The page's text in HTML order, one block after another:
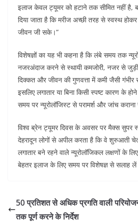
इलाज केवल ट्यूमर को हटाने तक सीमित नहीं है,
दिया जाता है कि मरीज अच्छी तरह से स्वस्थ
जीवन जी सके।”
विशेषज्ञों का यह भी कहना है कि लंबे समय तक
नजरअंदाज करने से स्थायी कमजोरी, नजर से जुड़ी
दिक्कत और जीवन की गुणवत्ता में कमी जैसी गंभीर
इसलिए लगातार या बिना किसी स्पष्ट कारण के
समय पर न्यूरोलॉजिस्ट से परामर्श और जांच
विश्व ब्रेन ट्यूमर दिवस के अवसर पर मैक्स सुपर
देहरादून लोगों से अपील करता है कि वे शुरुआती
लगातार बने रहने वाले न्यूरोलॉजिकल लक्षणों के
बेहतर इलाज के लिए समय पर विशेषज्ञ से सलाह
50 प्रतिशत से अधिक प्रगति वाली
तक पूर्ण करने के निर्देश